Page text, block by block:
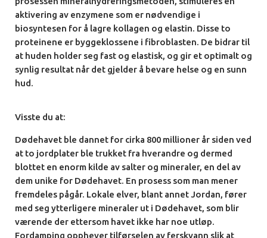
aktivering av enzymene som er nødvendige i
biosyntesen for å lagre kollagen og elastin. Disse to
proteinene er byggeklossene i fibroblasten. De bidrar til
at huden holder seg fast og elastisk, og gir et optimalt og
synlig resultat når det gjelder å bevare helse og en sunn
hud.
Visste du at:
Dødehavet ble dannet for cirka 800 millioner år siden ved
at to jordplater ble trukket fra hverandre og dermed
blottet en enorm kilde av salter og mineraler, en del av
dem unike for Dødehavet. En prosess som man mener
fremdeles pågår. Lokale elver, blant annet Jordan, fører
med seg ytterligere mineraler ut i Dødehavet, som blir
værende der ettersom havet ikke har noe utløp.
Fordamping opphever tilførselen av ferskvann slik at